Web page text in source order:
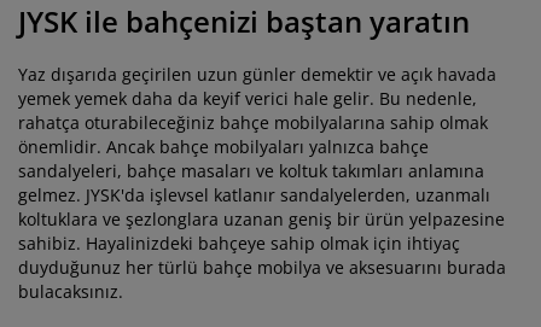
JYSK ile bahçenizi baştan yaratın
Yaz dışarıda geçirilen uzun günler demektir ve açık havada
yemek yemek daha da keyif verici hale gelir. Bu nedenle,
rahatça oturabileceğiniz bahçe mobilyalarına sahip olmak
önemlidir. Ancak bahçe mobilyaları yalnızca bahçe
sandalyeleri, bahçe masaları ve koltuk takımları anlamına
gelmez. JYSK'da işlevsel katlanır sandalyelerden, uzanmalı
koltuklara ve şezlonglara uzanan geniş bir ürün yelpazesine
sahibiz. Hayalinizdeki bahçeye sahip olmak için ihtiyaç
duyduğunuz her türlü bahçe mobilya ve aksesuarını burada
bulacaksınız.